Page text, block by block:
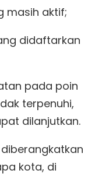
masih aktif;
didaftarkan
pada poin
terpenuhi,
dilanjutkan.
kota, di